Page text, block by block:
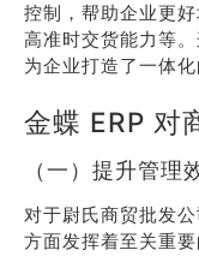
控制，帮助企业更
高准时交货能力等
为企业打造了一体化
金蝶 ERP 对
（一）提升管理
对于尉氏商贸批发
方面发挥着至关重要